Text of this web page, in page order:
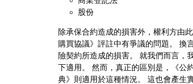
股份
除承保合約造成的損害外，權利方由
購買協議》評註中有爭議的問題。 換
險契約所造成的損害。 就我們而言，
下適用。 然而，真正的區別是，《公
典》則適用於這種情況。 這也會產生